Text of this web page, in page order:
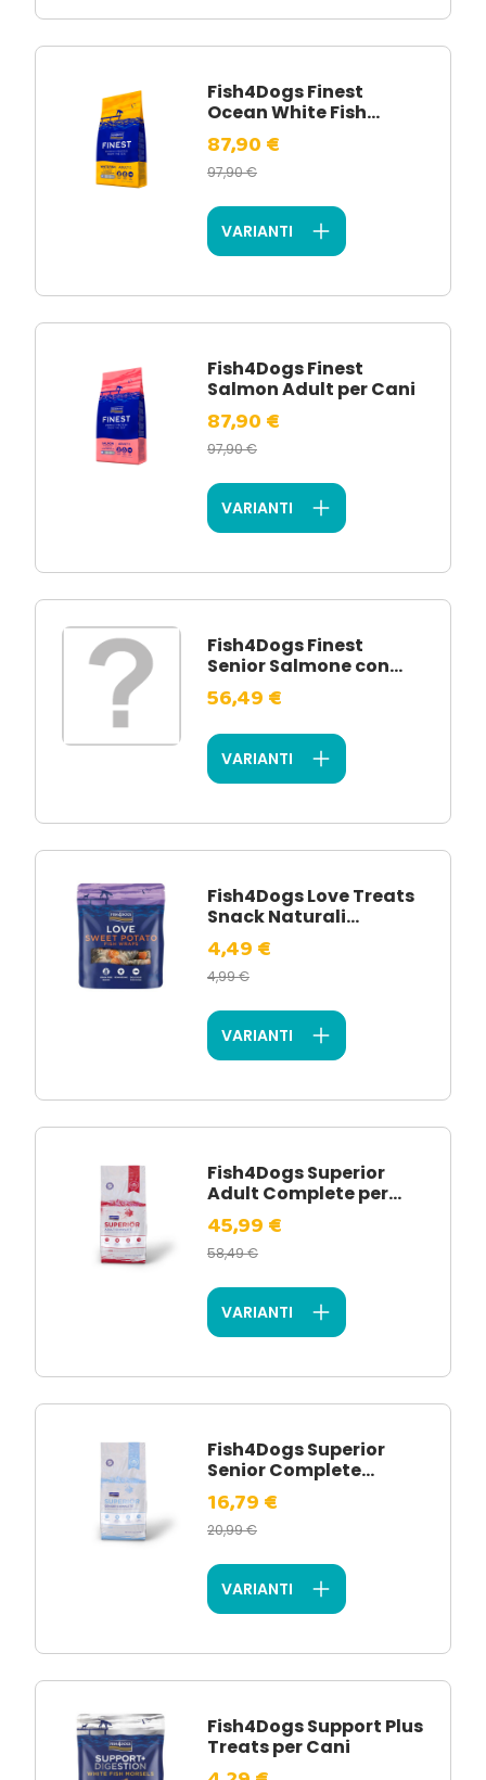
Fish4Dogs Finest
Ocean White Fish...
87,90 €
97,90 €
VARIANTI
Fish4Dogs Finest
Salmon Adult per Cani
87,90 €
97,90 €
VARIANTI
Fish4Dogs Finest
Senior Salmone con...
56,49 €
VARIANTI
Fish4Dogs Love Treats
Snack Naturali...
4,49 €
4,99 €
VARIANTI
Fish4Dogs Superior
Adult Complete per...
45,99 €
58,49 €
VARIANTI
Fish4Dogs Superior
Senior Complete...
16,79 €
20,99 €
VARIANTI
Fish4Dogs Support Plus
Treats per Cani